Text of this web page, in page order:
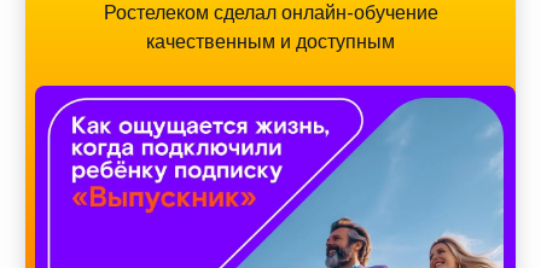
Ростелеком сделал онлайн-обучение
качественным и доступным